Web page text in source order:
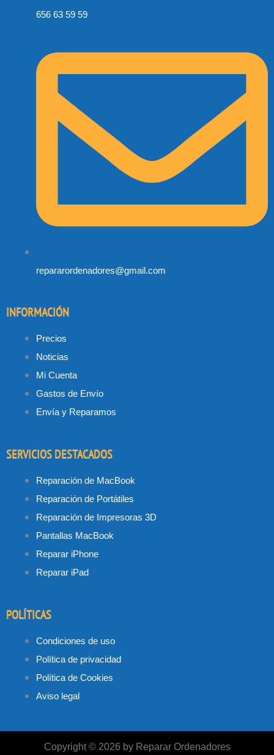
656 63 59 59
repararordenadores@gmail.com
INFORMACIÓN
Precios
Noticias
Mi Cuenta
Gastos de Envío
Envía y Reparamos
SERVICIOS DESTACADOS
Reparación de MacBook
Reparación de Portátiles
Reparación de Impresoras 3D
Pantallas MacBook
Reparar iPhone
Reparar iPad
POLÍTICAS
Condiciones de uso
Política de privacidad
Política de Cookies
Aviso legal
Copyright © 2026 by Reparar Ordenadores